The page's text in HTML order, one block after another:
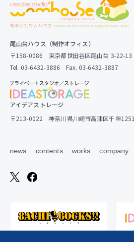
尾山台ハウス（制作オフィス）
〒158-0086 東京都世田谷区尾山台 3-22-13
Tel. 03-6432-3886 Fax. 03-6432-3887
アイデアストレージ
〒213-0022 神奈川県川崎市高津区千年1251
news contents works company